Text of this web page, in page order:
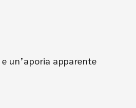
un’aporia apparente